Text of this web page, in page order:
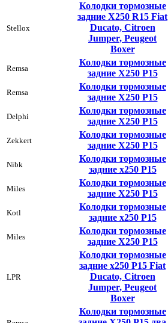
Stellox
Колодки тормозные
задние Х250 R15 Fiat
Ducato, Citroen
Jumper, Peugeot
Boxer
Remsa
Колодки тормозные
задние Х250 Р15
Remsa
Колодки тормозные
задние Х250 Р15
Delphi
Колодки тормозные
задние Х250 Р15
Zekkert
Колодки тормозные
задние Х250 Р15
Nibk
Колодки тормозные
задние х250 Р15
Miles
Колодки тормозные
задние Х250 Р15
Kotl
Колодки тормозные
задние х250 Р15
Miles
Колодки тормозные
задние Х250 Р15
LPR
Колодки тормозные
задние х250 Р15 Fiat
Ducato, Citroen
Jumper, Peugeot
Boxer
Колодки тормозные